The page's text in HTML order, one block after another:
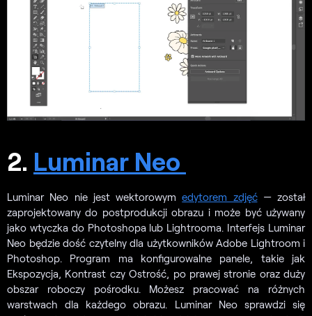
2. Luminar Neo
Luminar Neo nie jest wektorowymedytorem zdjęć— został
zaprojektowany do postprodukcji obrazu i może być używany
jako wtyczka do Photoshopa lub Lightrooma. Interfejs Luminar
Neo będzie dość czytelny dla użytkowników Adobe Lightroom i
Photoshop. Program ma konfigurowalne panele, takie jak
Ekspozycja, Kontrast czy Ostrość, po prawej stronie oraz duży
obszar roboczy pośrodku. Możesz pracować na różnych
warstwach dla każdego obrazu. Luminar Neo sprawdzi się